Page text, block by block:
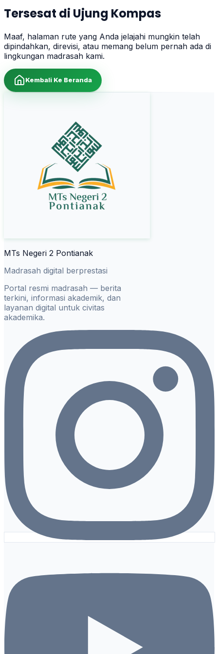
Tersesat di Ujung Kompas
Maaf, halaman rute yang Anda jelajahi mungkin telah
dipindahkan, direvisi, atau memang belum pernah ada di
lingkungan madrasah kami.
Kembali Ke Beranda
MTs Negeri 2 Pontianak
Madrasah digital berprestasi
Portal resmi madrasah — berita
terkini, informasi akademik, dan
layanan digital untuk civitas
akademika.